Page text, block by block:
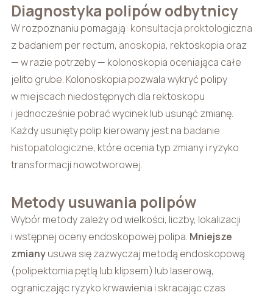
Diagnostyka polipów odbytnicy
W rozpoznaniu pomagają: konsultacja proktologiczna
z badaniem per rectum, anoskopia, rektoskopia oraz
— w razie potrzeby — kolonoskopia oceniająca całe
jelito grube. Kolonoskopia pozwala wykryć polipy
w miejscach niedostępnych dla rektoskopu
i jednocześnie pobrać wycinek lub usunąć zmianę.
Każdy usunięty polip kierowany jest na badanie
histopatologiczne, które ocenia typ zmiany i ryzyko
transformacji nowotworowej.
Metody usuwania polipów
Wybór metody zależy od wielkości, liczby, lokalizacji
i wstępnej oceny endoskopowej polipa. Mniejsze
zmianyusuwa się zazwyczaj metodą endoskopową
(polipektomia pętlą lub klipsem) lub laserową,
ograniczając ryzyko krwawienia i skracając czas